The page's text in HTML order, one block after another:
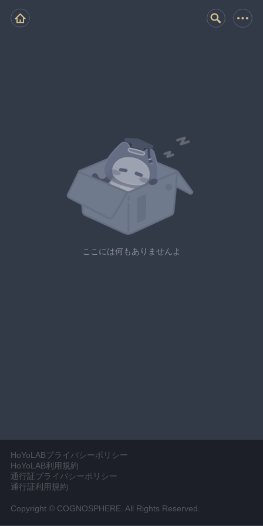
ここには何もありませんよ
HoYoLABプライバシーポリシー
HoYoLAB利用規約
通行証プライバシーポリシー
通行証利用規約
Copyright © COGNOSPHERE. All Rights Reserved.